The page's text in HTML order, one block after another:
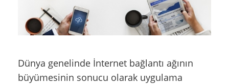
Dünya genelinde İnternet bağlantı ağının
büyümesinin sonucu olarak uygulama